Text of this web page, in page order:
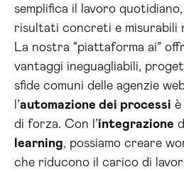
semplifica il lavoro
risultati concreti e misurabili
La nostra “piattaforma ai”
vantaggi ineguagliabili,
sfide comuni delle agenzie
l’automazione dei processi
di forza. Con l’integrazione
learning, possiamo creare
che riducono il carico di